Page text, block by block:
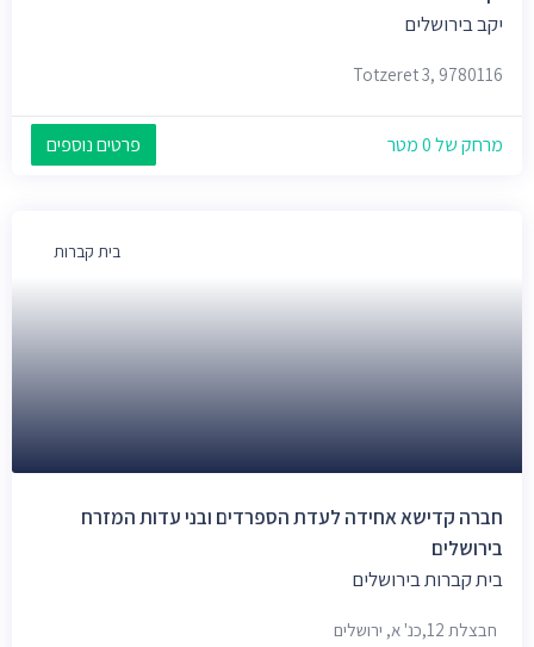
יקב בירושלים
Totzeret 3, 9780116
מרחק של 0 מטר פרטים נוספים
בית קברות
חברה קדישא אחידה לעדת הספרדים ובני עדות המזרח
בירושלים
בית קברות בירושלים
חבצלת 12,כנ' א, ירושלים